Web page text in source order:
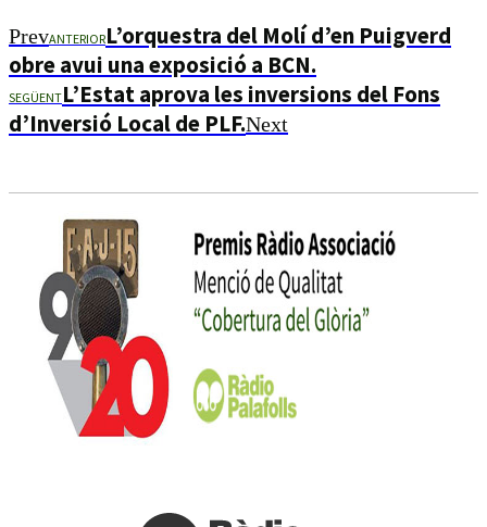
PrevANTERIORL’orquestra del Molí d’en Puigverd
obre avui una exposició a BCN.
SEGÜENTL’Estat aprova les inversions del Fons
d’Inversió Local de PLF.Next